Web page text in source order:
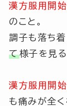
漢方服用開
のこと。
調子も落ち
て様子を見る
漢方服用開
も痛みが全く